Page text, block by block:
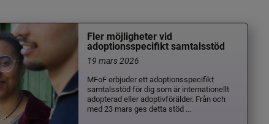
Fler möjligheter vid
adoptionsspecifikt samtalsstöd
19 mars 2026
MFoF erbjuder ett adoptionsspecifikt
samtalsstöd för dig som är internationellt
adopterad eller adoptivförälder. Från och
med 23 mars ges detta stöd ...